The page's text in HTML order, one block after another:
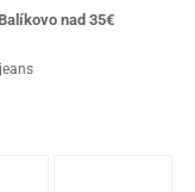
nad 35€